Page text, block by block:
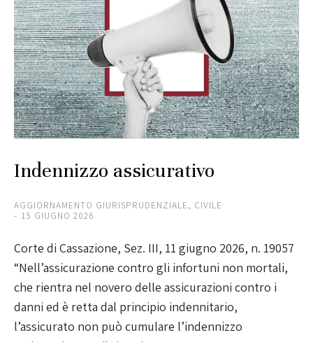
Indennizzo assicurativo
AGGIORNAMENTO GIURISPRUDENZIALE, CIVILE
15 GIUGNO 2026
Corte di Cassazione, Sez. III, 11 giugno 2026, n. 19057
“Nell’assicurazione contro gli infortuni non mortali,
che rientra nel novero delle assicurazioni contro i
danni ed è retta dal principio indennitario,
l’assicurato non può cumulare l’indennizzo